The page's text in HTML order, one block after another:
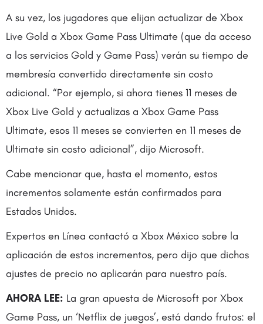
A su vez, los jugadores que elijan actualizar de Xbox
Live Gold a Xbox Game Pass Ultimate (que da acceso
a los servicios Gold y Game Pass) verán su tiempo de
membresía convertido directamente sin costo
adicional. “Por ejemplo, si ahora tienes 11 meses de
Xbox Live Gold y actualizas a Xbox Game Pass
Ultimate, esos 11 meses se convierten en 11 meses de
Ultimate sin costo adicional”, dijo Microsoft.
Cabe mencionar que, hasta el momento, estos
incrementos solamente están confirmados para
Estados Unidos.
Expertos en Línea contactó a Xbox México sobre la
aplicación de estos incrementos, pero dijo que dichos
ajustes de precio no aplicarán para nuestro país.
AHORA LEE: La gran apuesta de Microsoft por Xbox
Game Pass, un ‘Netflix de juegos’, está dando frutos: el